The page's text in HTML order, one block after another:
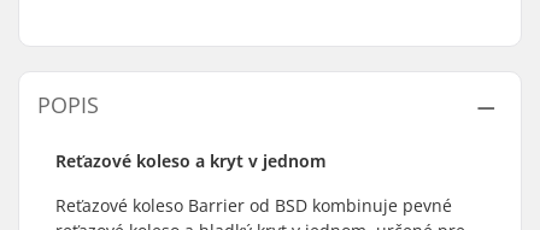
POPIS
Reťazové koleso a kryt v jednom
Reťazové koleso Barrier od BSD kombinuje pevné